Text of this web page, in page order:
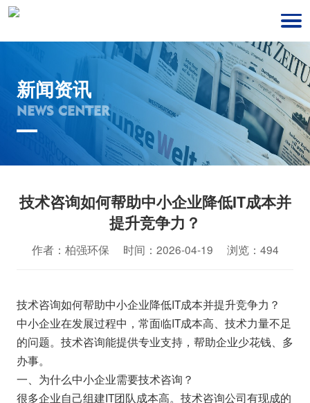
新闻资讯
NEWS CENTER
技术咨询如何帮助中小企业降低IT成本并
提升竞争力？
作者：柏强环保 时间：2026-04-19 浏览：494
技术咨询如何帮助中小企业降低IT成本并提升竞争力？
中小企业在发展过程中，常面临IT成本高、技术力量不足
的问题。技术咨询能提供专业支持，帮助企业少花钱、多
办事。
一、为什么中小企业需要技术咨询？
很多企业自己组建IT团队成本高。技术咨询公司有现成的